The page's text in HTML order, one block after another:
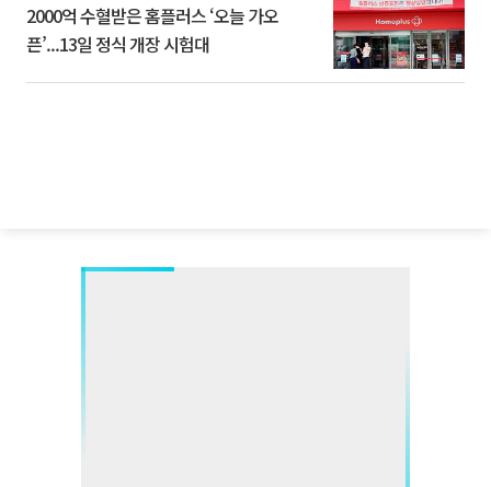
2000억 수혈받은 홈플러스 ‘오늘 가오
픈’...13일 정식 개장 시험대